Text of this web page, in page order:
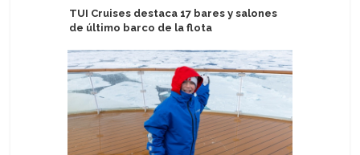
TUI Cruises destaca 17 bares y salones
de último barco de la flota